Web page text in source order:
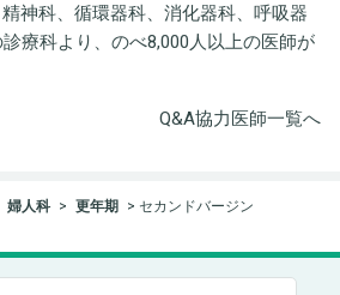
神科、循環器科、消化器科、呼吸器
療科より、のべ8,000人以上の医師が
Q&A協力医師一覧へ
婦人科 更年期 セカンドバージン